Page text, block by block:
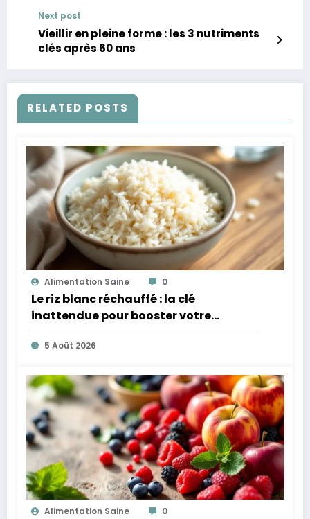
Next post
Vieillir en pleine forme : les 3 nutriments
clés après 60 ans
RELATED POSTS
Alimentation Saine 0
Le riz blanc réchauffé : la clé
inattendue pour booster votre
microbiote
5 Août 2026
Alimentation Saine 0